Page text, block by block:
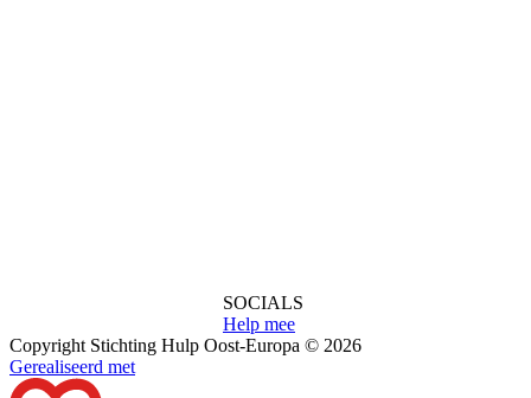
SOCIALS
Help mee
Copyright Stichting Hulp Oost-Europa © 2026
Gerealiseerd met